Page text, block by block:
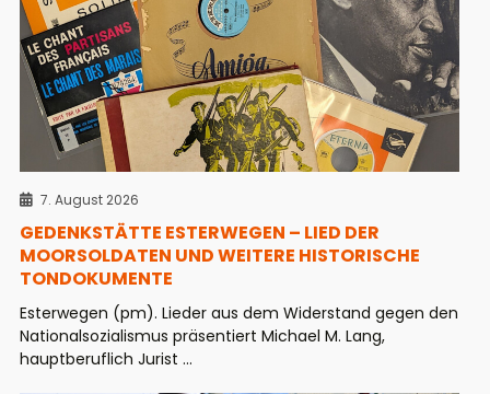
7. August 2026
GEDENKSTÄTTE ESTERWEGEN – LIED DER
MOORSOLDATEN UND WEITERE HISTORISCHE
TONDOKUMENTE
Esterwegen (pm). Lieder aus dem Widerstand gegen den
Nationalsozialismus präsentiert Michael M. Lang,
hauptberuflich Jurist ...